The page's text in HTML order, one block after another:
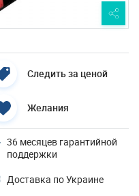
Следить за ценой
Желания
36 месяцев гарантийной
поддержки
Доставка по Украине